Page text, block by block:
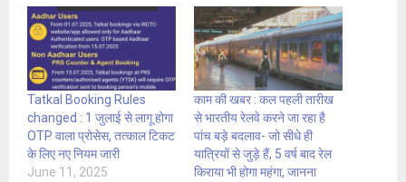
Tatkal Booking Rules
changed : 1 जुलाई से लागू होगा
OTP वाला प्रोसेस, तत्काल टिकट
के लिए नए नियम जारी
June 11, 2025
काम की खबर : कल पहली तारीख
से भारतीय रेलवे करने जा रहा है
पांच बड़े बदलाव- जो सीधे ही
यात्रियों से जुड़े हैं, 5 वर्ष बाद रेल
किराया भी होगा महंगा, जानना